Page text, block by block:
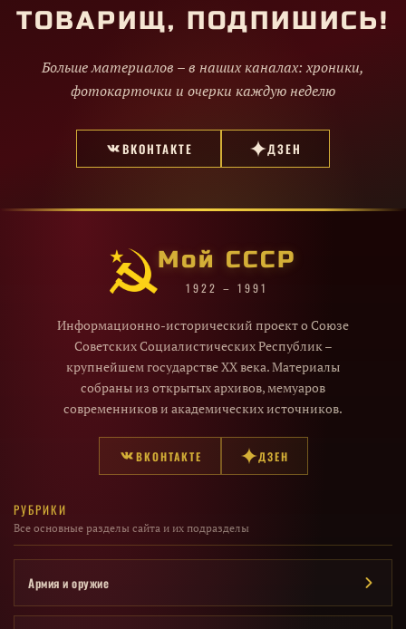
ТОВАРИЩ, ПОДПИШИСЬ!
Больше материалов – в наших каналах: хроники,
фотокарточки и очерки каждую неделю
ВКОНТАКТЕ ДЗЕН
Мой СССР
1922 – 1991
Информационно-исторический проект о Союзе
Советских Социалистических Республик –
крупнейшем государстве XX века. Материалы
собраны из открытых архивов, мемуаров
современников и академических источников.
ВКОНТАКТЕ ДЗЕН
РУБРИКИ
Все основные разделы сайта и их подразделы
Армия и оружие